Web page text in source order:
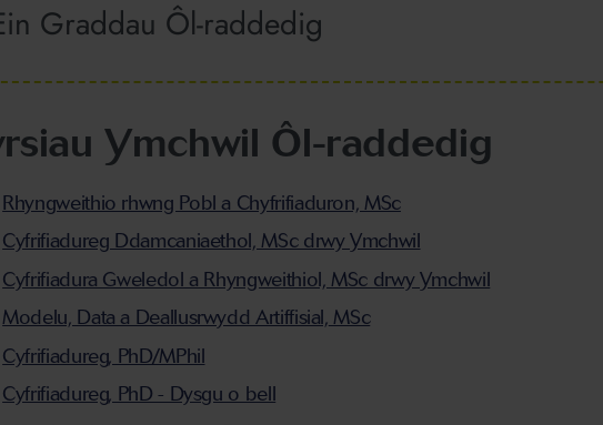
Graddau Ôl-raddedig
Ymchwil Ôl-raddedig
Rhyngweithio rhwng Pobl a Chyfrifiaduron, MSc
Cyfrifiadureg Ddamcaniaethol, MSc drwy Ymchwil
Cyfrifiadura Gweledol a Rhyngweithiol, MSc drwy Ymchwil
Modelu, Data a Deallusrwydd Artiffisial, MSc
Cyfrifiadureg, PhD/MPhil
Cyfrifiadureg, PhD - Dysgu o bell